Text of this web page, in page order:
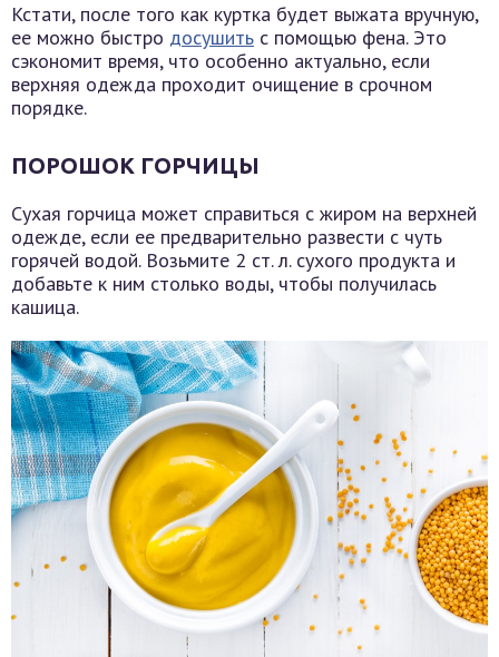
Кстати, после того как куртка будет выжата вручную,
ее можно быстро досушить с помощью фена. Это
сэкономит время, что особенно актуально, если
верхняя одежда проходит очищение в срочном
порядке.
ПОРОШОК ГОРЧИЦЫ
Сухая горчица может справиться с жиром на верхней
одежде, если ее предварительно развести с чуть
горячей водой. Возьмите 2 ст. л. сухого продукта и
добавьте к ним столько воды, чтобы получилась
кашица.